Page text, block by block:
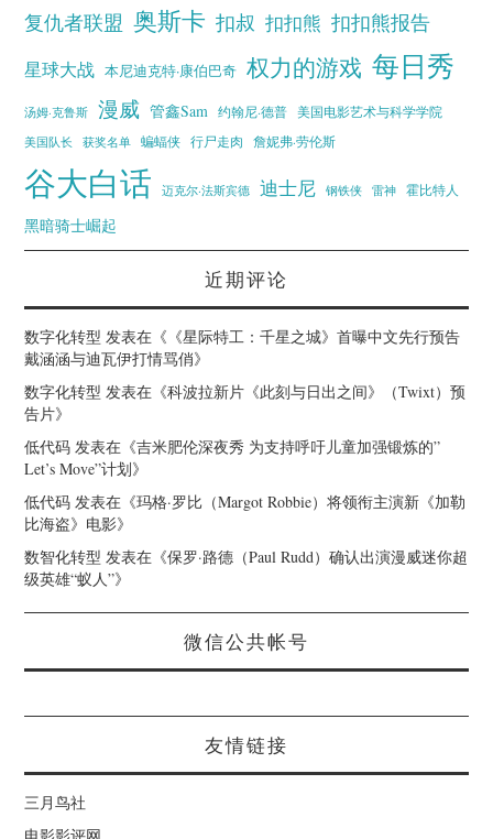
复仇者联盟 奥斯卡 扣叔 扣扣熊 扣扣熊报告
星球大战 本尼迪克特·康伯巴奇 权力的游戏 每日秀
汤姆·克鲁斯 漫威 管鑫Sam 约翰尼·德普
美国电影艺术与科学学院
美国队长
获奖名单 蝙蝠侠 行尸走肉 詹妮弗·劳伦斯
谷大白话 迈克尔·法斯宾德 迪士尼 钢铁侠 雷神 霍比特人
黑暗骑士崛起
近期评论
数字化转型 发表在《 《星际特工：千星之城》首曝中文先行预告
戴涵涵与迪瓦伊打情骂俏》
数字化转型 发表在《科波拉新片《此刻与日出之间》（Twixt）预
告片》
低代码 发表在《吉米肥伦深夜秀 为支持呼吁儿童加强锻炼的”
Let’s Move”计划》
低代码 发表在《玛格·罗比（Margot Robbie）将领衔主演新《加勒
比海盗》电影》
数智化转型 发表在《保罗·路德（Paul Rudd）确认出演漫威迷你超
级英雄“蚁人”》
微信公共帐号
友情链接
三月鸟社